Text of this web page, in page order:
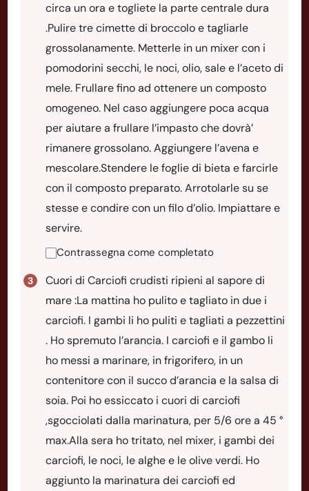
circa un ora e togliete la parte centrale dura
.Pulire tre cimette di broccolo e tagliarle
grossolanamente. Metterle in un mixer con i
pomodorini secchi, le noci, olio, sale e l’aceto di
mele. Frullare fino ad ottenere un composto
omogeneo. Nel caso aggiungere poca acqua
per aiutare a frullare l’impasto che dovrà’
rimanere grossolano. Aggiungere l’avena e
mescolare.Stendere le foglie di bieta e farcirle
con il composto preparato. Arrotolarle su se
stesse e condire con un filo d’olio. Impiattare e
servire.
Contrassegna come completato
Cuori di Carciofi crudisti ripieni al sapore di
mare :La mattina ho pulito e tagliato in due i
carciofi. I gambi li ho puliti e tagliati a pezzettini
. Ho spremuto l’arancia. I carciofi e il gambo li
ho messi a marinare, in frigorifero, in un
contenitore con il succo d’arancia e la salsa di
soia. Poi ho essiccato i cuori di carciofi
,sgocciolati dalla marinatura, per 5/6 ore a 45 °
max.Alla sera ho tritato, nel mixer, i gambi dei
carciofi, le noci, le alghe e le olive verdi. Ho
aggiunto la marinatura dei carciofi ed